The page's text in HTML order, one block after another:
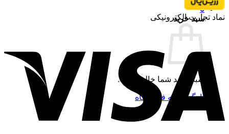
0
سبد خرید
سبد خرید شما خالی است.
بازگشت به فروشگاه
نماد تجارت الکترونیکی